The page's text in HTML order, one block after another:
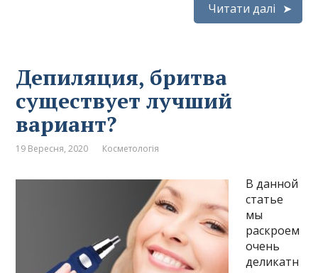
Читати далі
Депиляция, бритва
существует лучший
вариант?
19 Вересня, 2020 Косметологія
В данной
статье
мы
раскроем
очень
деликатн